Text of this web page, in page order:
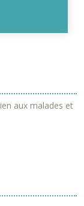
aux malades et